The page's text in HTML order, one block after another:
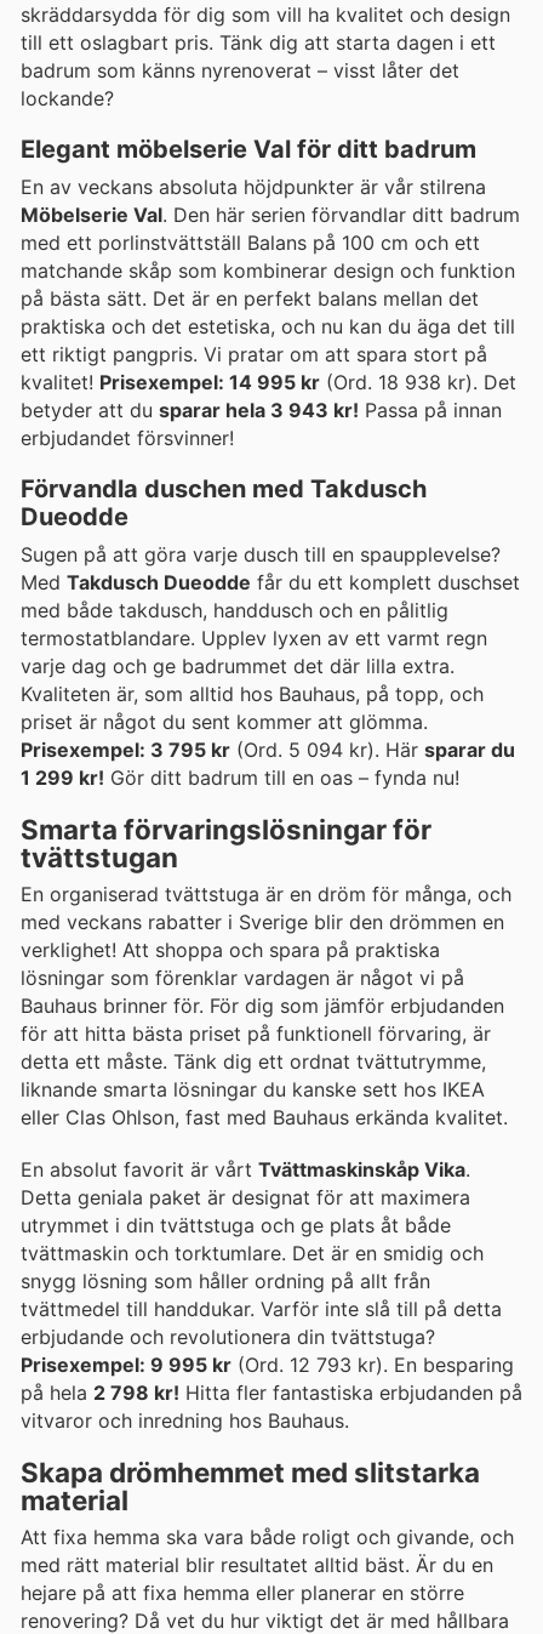
skräddarsydda för dig som vill ha kvalitet och design
till ett oslagbart pris. Tänk dig att starta dagen i ett
badrum som känns nyrenoverat – visst låter det
lockande?
Elegant möbelserie Val för ditt badrum
En av veckans absoluta höjdpunkter är vår stilrena
Möbelserie Val. Den här serien förvandlar ditt badrum
med ett porlinstvättställ Balans på 100 cm och ett
matchande skåp som kombinerar design och funktion
på bästa sätt. Det är en perfekt balans mellan det
praktiska och det estetiska, och nu kan du äga det till
ett riktigt pangpris. Vi pratar om att spara stort på
kvalitet! Prisexempel: 14 995 kr (Ord. 18 938 kr). Det
betyder att du sparar hela 3 943 kr! Passa på innan
erbjudandet försvinner!
Förvandla duschen med Takdusch
Dueodde
Sugen på att göra varje dusch till en spaupplevelse?
Med Takdusch Dueodde får du ett komplett duschset
med både takdusch, handdusch och en pålitlig
termostatblandare. Upplev lyxen av ett varmt regn
varje dag och ge badrummet det där lilla extra.
Kvaliteten är, som alltid hos Bauhaus, på topp, och
priset är något du sent kommer att glömma.
Prisexempel: 3 795 kr (Ord. 5 094 kr). Här sparar du
1 299 kr! Gör ditt badrum till en oas – fynda nu!
Smarta förvaringslösningar för
tvättstugan
En organiserad tvättstuga är en dröm för många, och
med veckans rabatter i Sverige blir den drömmen en
verklighet! Att shoppa och spara på praktiska
lösningar som förenklar vardagen är något vi på
Bauhaus brinner för. För dig som jämför erbjudanden
för att hitta bästa priset på funktionell förvaring, är
detta ett måste. Tänk dig ett ordnat tvättutrymme,
liknande smarta lösningar du kanske sett hos IKEA
eller Clas Ohlson, fast med Bauhaus erkända kvalitet.
En absolut favorit är vårt Tvättmaskinskåp Vika.
Detta geniala paket är designat för att maximera
utrymmet i din tvättstuga och ge plats åt både
tvättmaskin och torktumlare. Det är en smidig och
snygg lösning som håller ordning på allt från
tvättmedel till handdukar. Varför inte slå till på detta
erbjudande och revolutionera din tvättstuga?
Prisexempel: 9 995 kr (Ord. 12 793 kr). En besparing
på hela 2 798 kr! Hitta fler fantastiska erbjudanden på
vitvaror och inredning hos Bauhaus.
Skapa drömhemmet med slitstarka
material
Att fixa hemma ska vara både roligt och givande, och
med rätt material blir resultatet alltid bäst. Är du en
hejare på att fixa hemma eller planerar en större
renovering? Då vet du hur viktigt det är med hållbara